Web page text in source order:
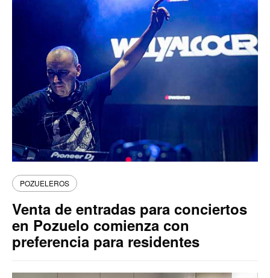
POZUELEROS
Venta de entradas para conciertos
en Pozuelo comienza con
preferencia para residentes